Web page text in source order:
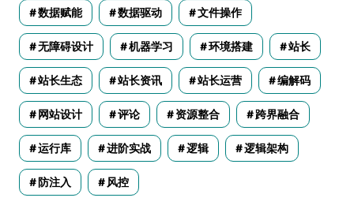
数据赋能 数据驱动 文件操作
无障碍设计 机器学习 环境搭建 站长
站长生态 站长资讯 站长运营 编解码
网站设计 评论 资源整合 跨界融合
运行库 进阶实战 逻辑 逻辑架构
防注入 风控